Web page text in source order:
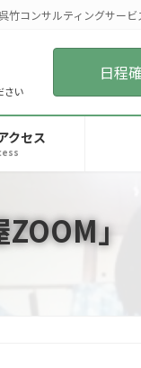
竹コンサルティングサービ
さい
日程
クセス
」